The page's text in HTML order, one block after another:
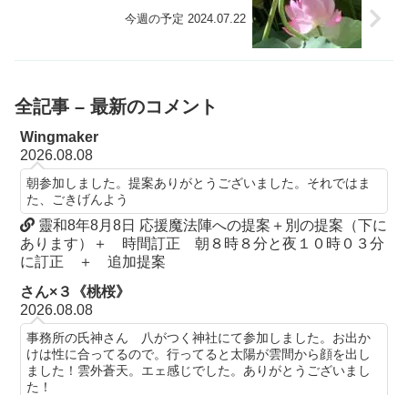
今週の予定 2024.07.22
全記事 – 最新のコメント
Wingmaker
2026.08.08
朝参加しました。提案ありがとうございました。それではま
た、ごきげんよう
靈和8年8月8日 応援魔法陣への提案＋別の提案（下に
あります）＋ 時間訂正 朝８時８分と夜１０時０３分
に訂正 ＋ 追加提案
さん×３《桃桜》
2026.08.08
事務所の氏神さん 八がつく神社にて参加しました。お出か
けは性に合ってるので。行ってると太陽が雲間から顔を出し
ました！雲外蒼天。エェ感じでした。ありがとうございまし
た！